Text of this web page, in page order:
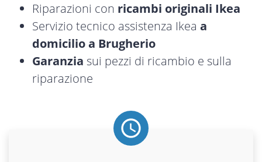
Riparazioni con ricambi originali Ikea
Servizio tecnico assistenza Ikea a
domicilio a Brugherio
Garanzia sui pezzi di ricambio e sulla
riparazione